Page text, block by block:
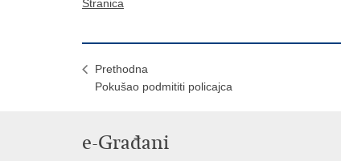
Stranica
Prethodna
Pokušao podmititi policajca
e-Građani